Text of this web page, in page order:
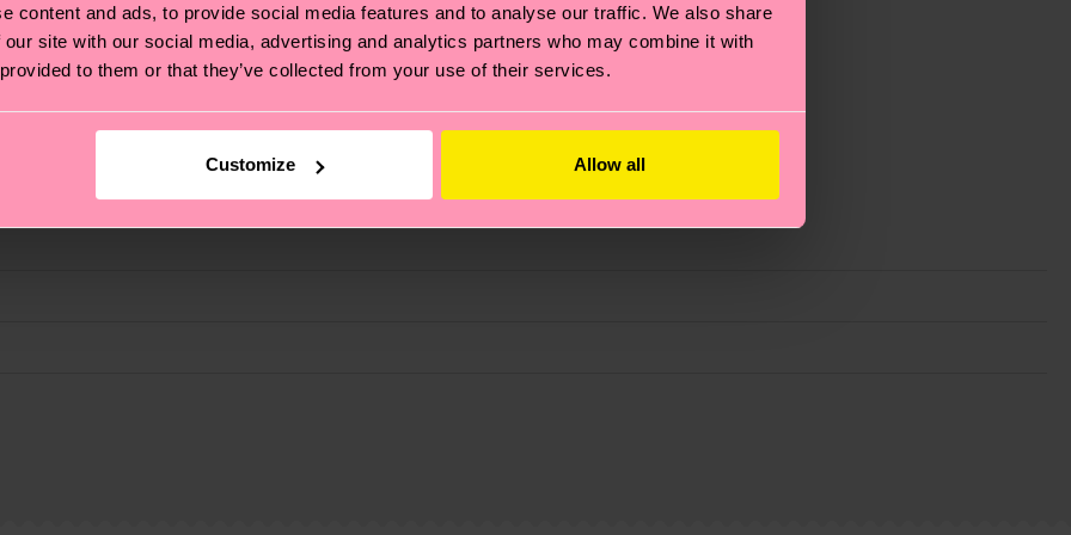
content and ads, to provide social media features and to analyse our traffic. We also share
site with our social media, advertising and analytics partners who may combine it with
to them or that they’ve collected from your use of their services.
Customize Allow all
– es geht auch um eine ethische Lieferkette, die Reduzierung von Emissionen, die richtige Pflege von